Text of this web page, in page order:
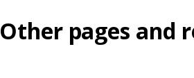
Other pages and